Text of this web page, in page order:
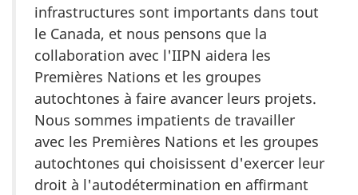
infrastructures sont importants dans tout
le Canada, et nous pensons que la
collaboration avec l'IIPN aidera les
Premières Nations et les groupes
autochtones à faire avancer leurs projets.
Nous sommes impatients de travailler
avec les Premières Nations et les groupes
autochtones qui choisissent d'exercer leur
droit à l'autodétermination en affirmant